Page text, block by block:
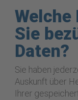
Welche
Sie
Daten?
Sie haben
Auskunft über
Ihrer